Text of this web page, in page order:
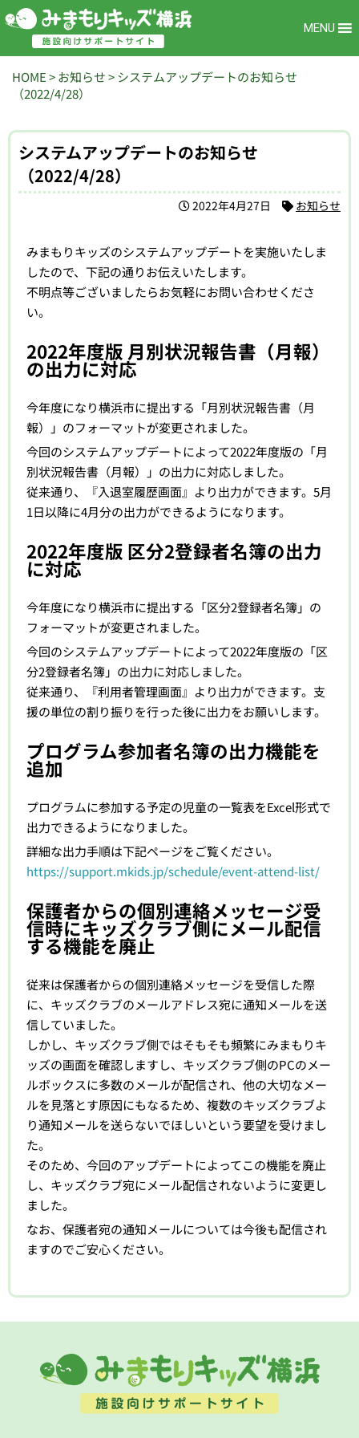
MENU
HOME>お知らせ>システムアップデートのお知らせ
（2022/4/28）
システムアップデートのお知らせ
（2022/4/28）
2022年4月27日 お知らせ
みまもりキッズのシステムアップデートを実施いたしま
したので、下記の通りお伝えいたします。
不明点等ございましたらお気軽にお問い合わせくださ
い。
2022年度版 月別状況報告書（月報）
の出力に対応
今年度になり横浜市に提出する「月別状況報告書（月
報）」のフォーマットが変更されました。
今回のシステムアップデートによって2022年度版の「月
別状況報告書（月報）」の出力に対応しました。
従来通り、『入退室履歴画面』より出力ができます。5月
1日以降に4月分の出力ができるようになります。
2022年度版 区分2登録者名簿の出力
に対応
今年度になり横浜市に提出する「区分2登録者名簿」の
フォーマットが変更されました。
今回のシステムアップデートによって2022年度版の「区
分2登録者名簿」の出力に対応しました。
従来通り、『利用者管理画面』より出力ができます。支
援の単位の割り振りを行った後に出力をお願いします。
プログラム参加者名簿の出力機能を
追加
プログラムに参加する予定の児童の一覧表をExcel形式で
出力できるようになりました。
詳細な出力手順は下記ページをご覧ください。
https://support.mkids.jp/schedule/event-attend-list/
保護者からの個別連絡メッセージ受
信時にキッズクラブ側にメール配信
する機能を廃止
従来は保護者からの個別連絡メッセージを受信した際
に、キッズクラブのメールアドレス宛に通知メールを送
信していました。
しかし、キッズクラブ側ではそもそも頻繁にみまもりキ
ッズの画面を確認しますし、キッズクラブ側のPCのメー
ルボックスに多数のメールが配信され、他の大切なメー
ルを見落とす原因にもなるため、複数のキッズクラブよ
り通知メールを送らないでほしいという要望を受けまし
た。
そのため、今回のアップデートによってこの機能を廃止
し、キッズクラブ宛にメール配信されないように変更し
ました。
なお、保護者宛の通知メールについては今後も配信され
ますのでご安心ください。